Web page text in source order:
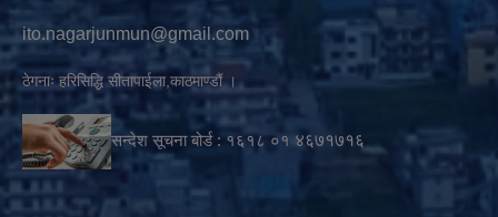
ito.nagarjunmun@gmail.com
ठेगनाः हरिसिद्धि सीतापाईला,काठमाण्डौं ।
सन्देश सूचना बोर्ड : १६१८ ०१ ४६७१७१६